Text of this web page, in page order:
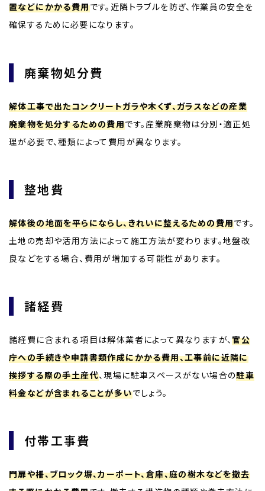
置などにかかる費用です。近隣トラブルを防ぎ、作業員の安全を
確保するために必要になります。
廃棄物処分費
解体工事で出たコンクリートガラや木くず、ガラスなどの産業
廃棄物を処分するための費用です。産業廃棄物は分別・適正処
理が必要で、種類によって費用が異なります。
整地費
解体後の地面を平らにならし、きれいに整えるための費用です。
土地の売却や活用方法によって施工方法が変わります。地盤改
良などをする場合、費用が増加する可能性があります。
諸経費
諸経費に含まれる項目は解体業者によって異なりますが、官公
庁への手続きや申請書類作成にかかる費用、工事前に近隣に
挨拶する際の手土産代、現場に駐車スペースがない場合の駐車
料金などが含まれることが多いでしょう。
付帯工事費
門扉や柵、ブロック塀、カーポート、倉庫、庭の樹木などを撤去